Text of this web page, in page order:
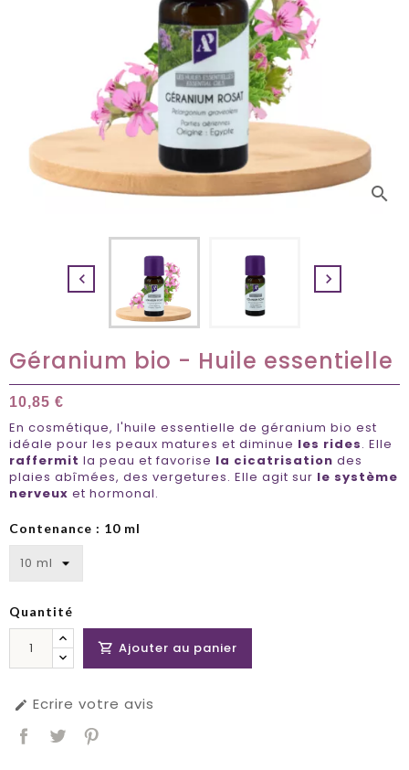
search
 
Géranium bio - Huile essentielle
10,85 €
En cosmétique, l'huile essentielle de géranium bio est
idéale pour les peaux matures et diminue les rides. Elle
raffermit la peau et favorise la cicatrisation des
plaies abîmées, des vergetures. Elle agit sur le système
nerveux et hormonal.
Contenance : 10 ml
Quantité
 Ajouter au panier
 Ecrire votre avis